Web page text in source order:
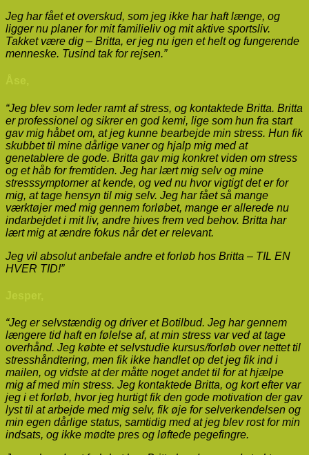
Jeg har fået et overskud, som jeg ikke har haft længe, og
ligger nu planer for mit familieliv og mit aktive sportsliv.
Takket være dig – Britta, er jeg nu igen et helt og fungerende
menneske. Tusind tak for rejsen.”
“Jeg blev som leder ramt af stress, og kontaktede Britta. Britta
er professionel og sikrer en god kemi, lige som hun fra start
gav mig håbet om, at jeg kunne bearbejde min stress. Hun fik
skubbet til mine dårlige vaner og hjalp mig med at
genetablere de gode. Britta gav mig konkret viden om stress
og et håb for fremtiden. Jeg har lært mig selv og mine
stresssymptomer at kende, og ved nu hvor vigtigt det er for
mig, at tage hensyn til mig selv. Jeg har fået så mange
værktøjer med mig gennem forløbet, mange er allerede nu
indarbejdet i mit liv, andre hives frem ved behov. Britta har
lært mig at ændre fokus når det er relevant.
Jeg vil absolut anbefale andre et forløb hos Britta – TIL EN
HVER TID!”
“Jeg er selvstændig og driver et Botilbud. Jeg har gennem
længere tid haft en følelse af, at min stress var ved at tage
overhånd. Jeg købte et selvstudie kursus/forløb over nettet til
stresshåndtering, men fik ikke handlet op det jeg fik ind i
mailen, og vidste at der måtte noget andet til for at hjælpe
mig af med min stress. Jeg kontaktede Britta, og kort efter var
jeg i et forløb, hvor jeg hurtigt fik den gode motivation der gav
lyst til at arbejde med mig selv, fik øje for selverkendelsen og
min egen dårlige status, samtidig med at jeg blev rost for min
indsats, og ikke mødte pres og løftede pegefingre.